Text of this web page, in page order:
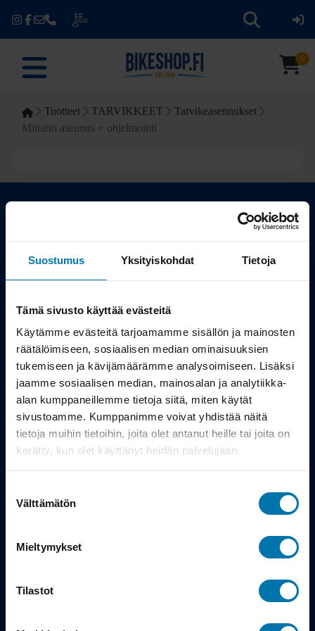
Suostumus Yksityiskohdat Tietoja
Tämä sivusto käyttää evästeitä
Käytämme evästeitä tarjoamamme sisällön ja mainosten
räätälöimiseen, sosiaalisen median ominaisuuksien
tukemiseen ja kävijämäärämme analysoimiseen. Lisäksi
jaamme sosiaalisen median, mainosalan ja analytiikka-
alan kumppaneillemme tietoja siitä, miten käytät
sivustoamme. Kumppanimme voivat yhdistää näitä
tietoja muihin tietoihin, joita olet antanut heille tai joita on
kerätty, kun olet käyttänyt heidän palvelujaan.
valinta
Välttämätön
Mieltymykset
Tilastot
0
Tuotteet TARVIKKEET
Tarvikeasennukset
Mittarin asennus + ohjelmointi
Kauppa
Työsuhdepyörä
Info
Toimitus
Takuu ja palautukset